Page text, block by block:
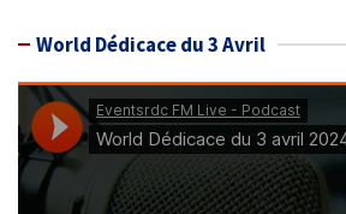
World Dédicace du 3 Avril